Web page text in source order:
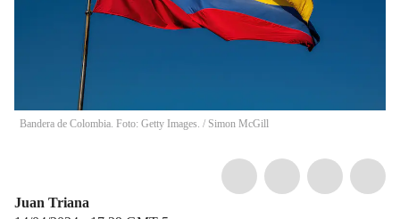
Bandera de Colombia. Foto: Getty Images. / Simon McGill
Juan Triana